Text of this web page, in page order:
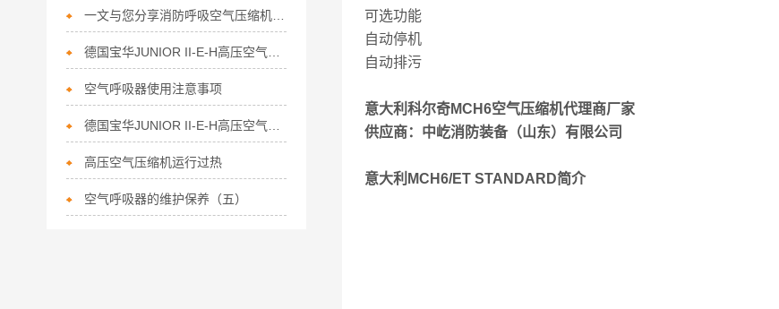
可选功能
自动停机
自动排污
意大利科尔奇MCH6空气压缩机代理商厂家
供应商：中屹消防装备（山东）有限公司
意大利MCH6/ET STANDARD简介
一文与您分享消防呼吸空气压缩机的维护保养方法
空气呼吸器使用注意事项
高压空气压缩机运行过热
空气呼吸器的维护保养（五）